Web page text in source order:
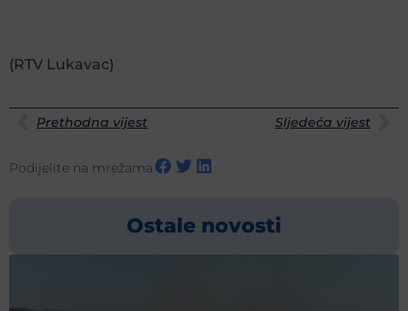
(RTV Lukavac)
Prethodna vijest Sljedeća vijest
Podijelite na mrežama
Ostale novosti